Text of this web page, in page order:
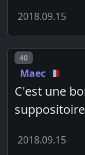
2018.09.15
Post number
40
Maec
C'est une
2018.09.15